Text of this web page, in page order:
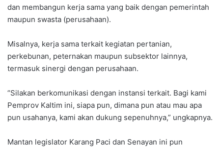
dan membangun kerja sama yang baik dengan pemerintah
maupun swasta (perusahaan).
Misalnya, kerja sama terkait kegiatan pertanian,
perkebunan, peternakan maupun subsektor lainnya,
termasuk sinergi dengan perusahaan.
“Silakan berkomunikasi dengan instansi terkait. Bagi kami
Pemprov Kaltim ini, siapa pun, dimana pun atau mau apa
pun usahanya, kami akan dukung sepenuhnya,” ungkapnya.
Mantan legislator Karang Paci dan Senayan ini pun